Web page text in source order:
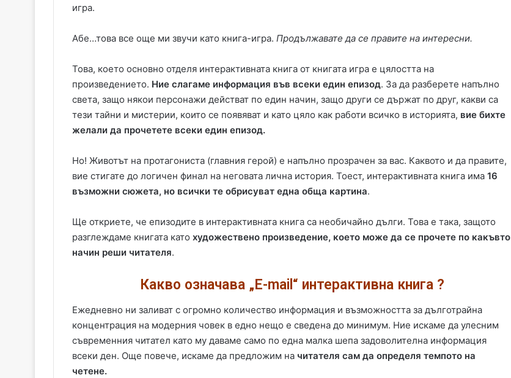
игра.
Абе…това все още ми звучи като книга-игра. Продължавате да се правите на интересни.
Това, което основно отделя интерактивната книга от книгата игра е цялостта на
произведението. Ние слагаме информация във всеки един епизод. За да разберете напълно
света, защо някои персонажи действат по един начин, защо други се държат по друг, какви са
тези тайни и мистерии, които се появяват и като цяло как работи всичко в историята, вие бихте
желали да прочетете всеки един епизод.
Но! Животът на протагониста (главния герой) е напълно прозрачен за вас. Каквото и да правите,
вие стигате до логичен финал на неговата лична история. Тоест, интерактивната книга има 16
възможни сюжета, но всички те обрисуват една обща картина.
Ще откриете, че епизодите в интерактивната книга са необичайно дълги. Това е така, защото
разглеждаме книгата като художествено произведение, което може да се прочете по какъвто
начин реши читателя.
Какво означава „E-mail“ интерактивна книга ?
Ежедневно ни заливат с огромно количество информация и възможността за дълготрайна
концентрация на модерния човек в едно нещо е сведена до минимум. Ние искаме да улесним
съвременния читател като му даваме само по една малка шепа задоволителна информация
всеки ден. Още повече, искаме да предложим на читателя сам да определя темпото на
четене.